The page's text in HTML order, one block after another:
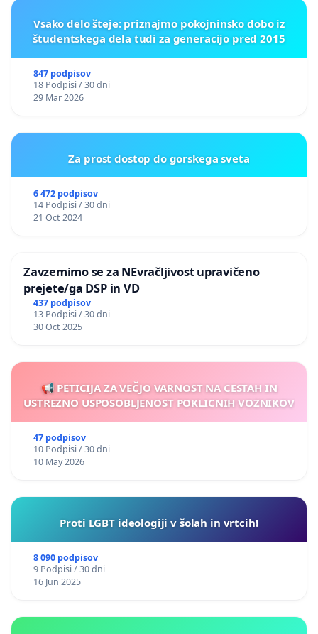
Vsako delo šteje: priznajmo pokojninsko dobo iz
študentskega dela tudi za generacijo pred 2015
847 podpisov
18 Podpisi / 30 dni
29 Mar 2026
Za prost dostop do gorskega sveta
6 472 podpisov
14 Podpisi / 30 dni
21 Oct 2024
Zavzemimo se za NEvračljivost upravičeno
prejete/ga DSP in VD
437 podpisov
13 Podpisi / 30 dni
30 Oct 2025
📢 PETICIJA ZA VEČJO VARNOST NA CESTAH IN
USTREZNO USPOSOBLJENOST POKLICNIH VOZNIKOV
47 podpisov
10 Podpisi / 30 dni
10 May 2026
Proti LGBT ideologiji v šolah in vrtcih!
8 090 podpisov
9 Podpisi / 30 dni
16 Jun 2025